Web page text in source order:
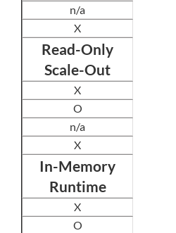
n/a
X
Read-Only
Scale-Out
X
O
n/a
X
In-Memory
Runtime
X
O